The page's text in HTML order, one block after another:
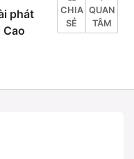
phát
CHIA
SẺ
QUAN
TÂM